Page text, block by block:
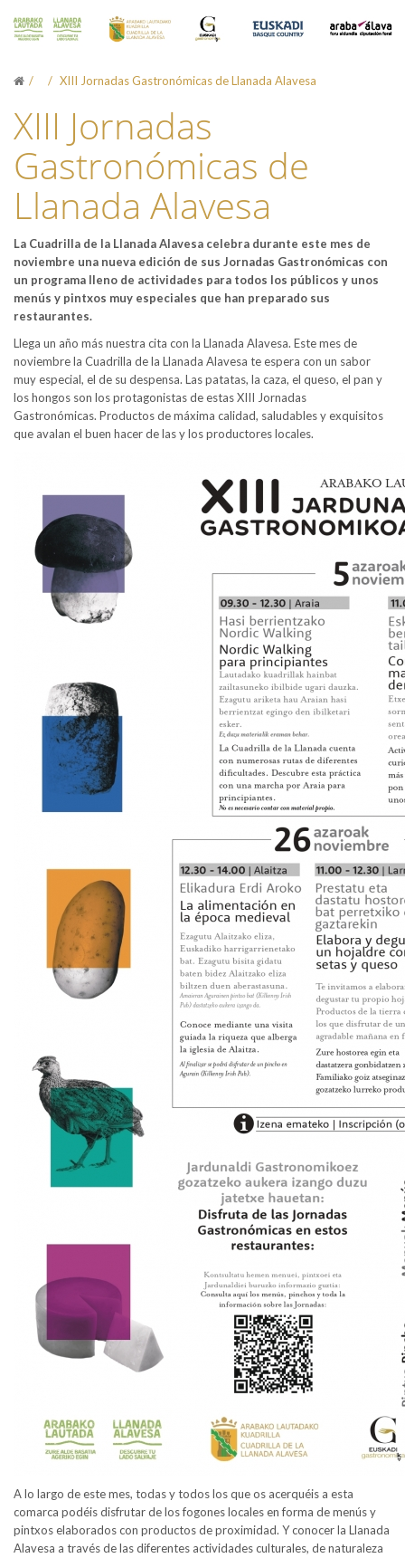
XIII Jornadas Gastronómicas de Llanada Alavesa
XIII Jornadas
Gastronómicas de
Llanada Alavesa
La Cuadrilla de la Llanada Alavesa celebra durante este mes de
noviembre una nueva edición de sus Jornadas Gastronómicas con
un programa lleno de actividades para todos los públicos y unos
menús y pintxos muy especiales que han preparado sus
restaurantes.
Llega un año más nuestra cita con la Llanada Alavesa. Este mes de
noviembre la Cuadrilla de la Llanada Alavesa te espera con un sabor
muy especial, el de su despensa. Las patatas, la caza, el queso, el pan y
los hongos son los protagonistas de estas XIII Jornadas
Gastronómicas. Productos de máxima calidad, saludables y exquisitos
que avalan el buen hacer de las y los productores locales.
A lo largo de este mes, todas y todos los que os acerquéis a esta
comarca podéis disfrutar de los fogones locales en forma de menús y
pintxos elaborados con productos de proximidad. Y conocer la Llanada
Alavesa a través de las diferentes actividades culturales, de naturaleza